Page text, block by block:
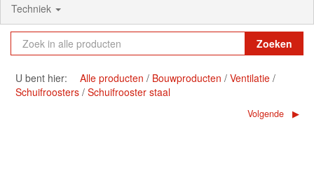
Techniek
Zoeken
U bent hier: Alle producten Bouwproducten
Ventilatie
Schuifroosters Schuifrooster staal
Volgende